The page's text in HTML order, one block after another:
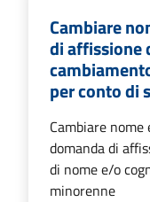
Cambiare
di affissione
per conto di
Cambiare
domanda di
di nome e/o
minorenne